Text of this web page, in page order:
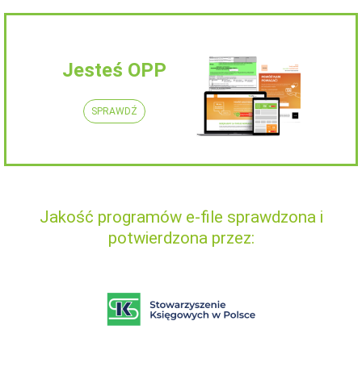
Jesteś OPP
SPRAWDŹ
Jakość programów e-file sprawdzona i
potwierdzona przez: